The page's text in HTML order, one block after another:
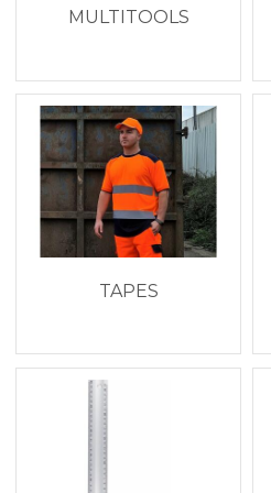
MULTITOOLS
TAPES